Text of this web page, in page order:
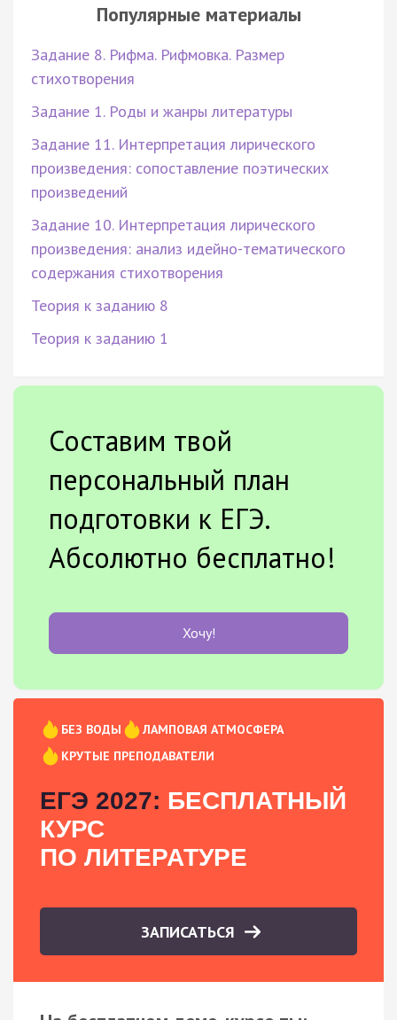
Популярные материалы
Задание 8. Рифма. Рифмовка. Размер
стихотворения
Задание 1. Роды и жанры литературы
Задание 11. Интерпретация лирического
произведения: сопоставление поэтических
произведений
Задание 10. Интерпретация лирического
произведения: анализ идейно-тематического
содержания стихотворения
Теория к заданию 8
Теория к заданию 1
Составим твой
персональный план
подготовки к ЕГЭ.
Абсолютно бесплатно!
Хочу!
БЕЗ ВОДЫ
ЛАМПОВАЯ АТМОСФЕРА
КРУТЫЕ ПРЕПОДАВАТЕЛИ
ЕГЭ 2027: БЕСПЛАТНЫЙ
КУРС
ПО ЛИТЕРАТУРЕ
ЗАПИСАТЬСЯ